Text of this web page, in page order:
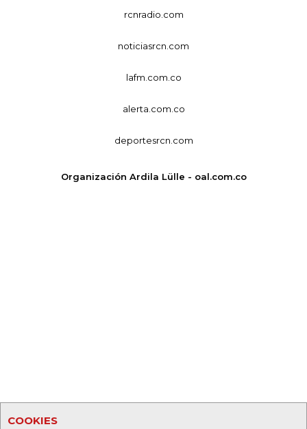
COOKIES
rcnradio.com
noticiasrcn.com
lafm.com.co
alerta.com.co
deportesrcn.com
Organización Ardila Lülle - oal.com.co